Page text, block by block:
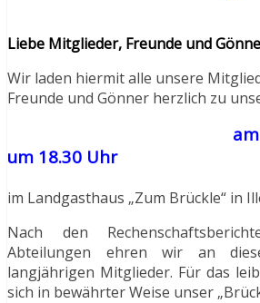
Liebe Mitglieder, Freunde und
Wir laden hiermit alle unsere
Freunde und Gönner herzlich zu
um 18.30 Uhr
im Landgasthaus „Zum Brückle“ in
Nach den
Abteilungen ehren wir an
langjährigen Mitglieder. Für das
sich in bewährter Weise unser